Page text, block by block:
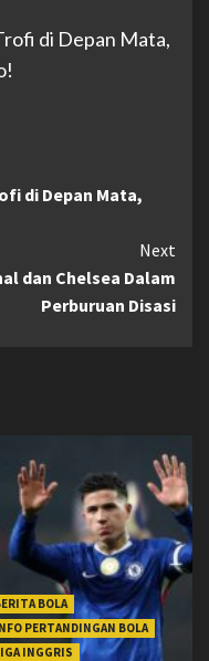
di Depan Mata,
di Depan Mata,
Next
dan Chelsea Dalam
Perburuan Disasi
BOLA
PERTANDINGAN BOLA
INGGRIS